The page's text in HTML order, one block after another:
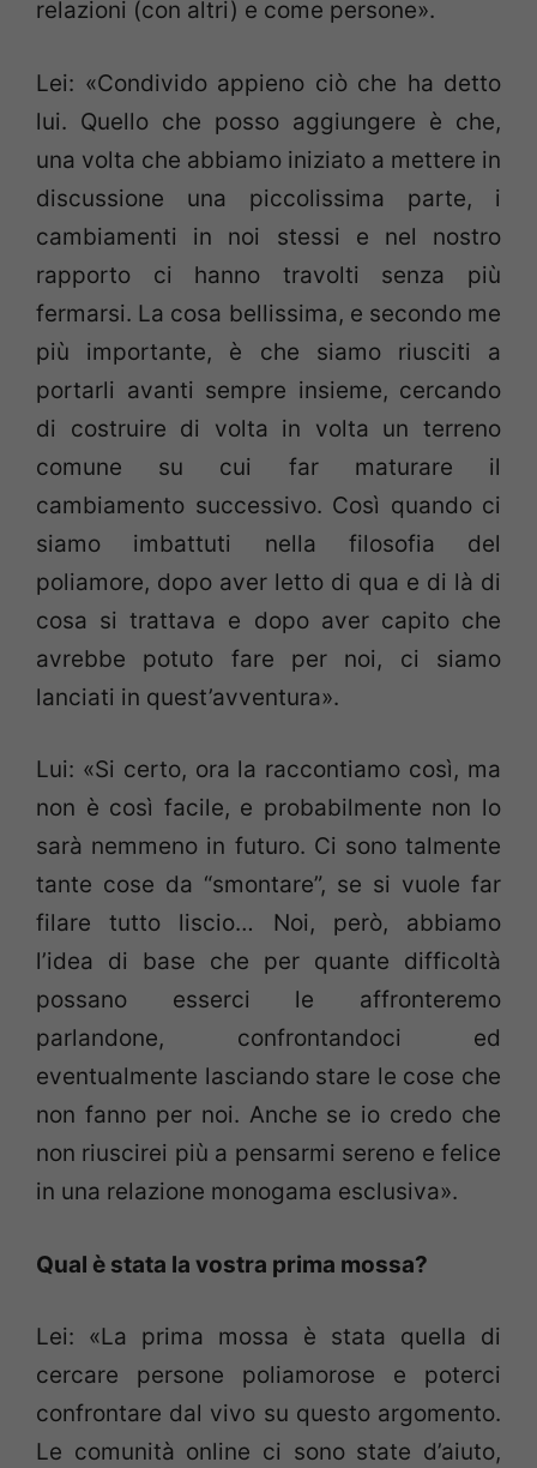
relazioni (con altri) e come persone».
Lei: «Condivido appieno ciò che ha detto
lui. Quello che posso aggiungere è che,
una volta che abbiamo iniziato a mettere in
discussione una piccolissima parte, i
cambiamenti in noi stessi e nel nostro
rapporto ci hanno travolti senza più
fermarsi. La cosa bellissima, e secondo me
più importante, è che siamo riusciti a
portarli avanti sempre insieme, cercando
di costruire di volta in volta un terreno
comune su cui far maturare il
cambiamento successivo. Così quando ci
siamo imbattuti nella filosofia del
poliamore, dopo aver letto di qua e di là di
cosa si trattava e dopo aver capito che
avrebbe potuto fare per noi, ci siamo
lanciati in quest’avventura».
Lui: «Si certo, ora la raccontiamo così, ma
non è così facile, e probabilmente non lo
sarà nemmeno in futuro. Ci sono talmente
tante cose da “smontare”, se si vuole far
filare tutto liscio… Noi, però, abbiamo
l’idea di base che per quante difficoltà
possano esserci le affronteremo
parlandone, confrontandoci ed
eventualmente lasciando stare le cose che
non fanno per noi. Anche se io credo che
non riuscirei più a pensarmi sereno e felice
in una relazione monogama esclusiva».
Qual è stata la vostra prima mossa?
Lei: «La prima mossa è stata quella di
cercare persone poliamorose e poterci
confrontare dal vivo su questo argomento.
Le comunità online ci sono state d’aiuto,